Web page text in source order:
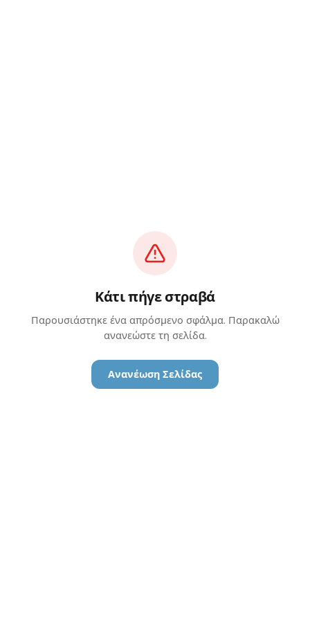
Κάτι πήγε στραβά
Παρουσιάστηκε ένα απρόσμενο σφάλμα. Παρακαλώ
ανανεώστε τη σελίδα.
Ανανέωση Σελίδας